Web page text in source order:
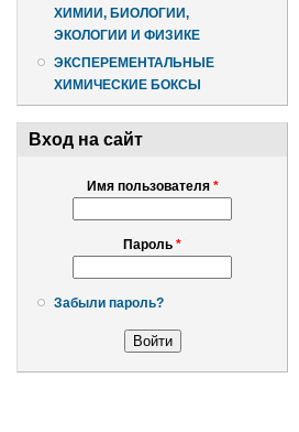
ХИМИИ, БИОЛОГИИ,
ЭКОЛОГИИ И ФИЗИКЕ
ЭКСПЕРЕМЕНТАЛЬНЫЕ
ХИМИЧЕСКИЕ БОКСЫ
Вход на сайт
Имя пользователя *
Пароль *
Забыли пароль?